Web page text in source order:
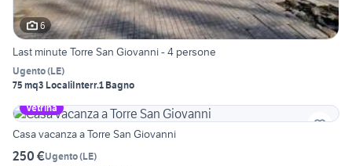
6
Last minute Torre San Giovanni - 4 persone
Ugento(LE)
75 mq3 LocaliInterr.1 Bagno
Vetrina
Casa vacanza a Torre San Giovanni
250 €Ugento(LE)